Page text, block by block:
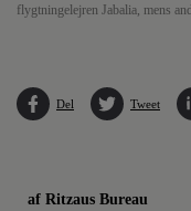
flygtningelejren Jabalia, mens
Del Tweet
af Ritzaus Bureau